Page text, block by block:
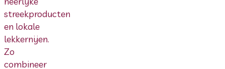
streekproducten
en lokale
lekkernijen.
Zo
combineer